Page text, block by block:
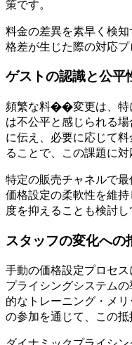
策です。
料金の差異を素早く検知
格差が生じた際の対応プ
ゲストの認識と公平
頻繁な料��変更は、特
は不公平と感じられる
に伝え、必要に応じて
ることで、この課題に対
特定の販売チャネルで最
価格設定の柔軟性を維
度を抑えることも検討し
スタッフの変化への
手動の価格設定プロセ
プライシングシステム
的なトレーニング・メ
の参加を通じて、この抵